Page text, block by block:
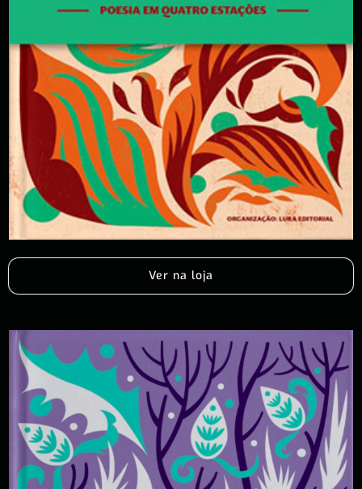
Ver na loja